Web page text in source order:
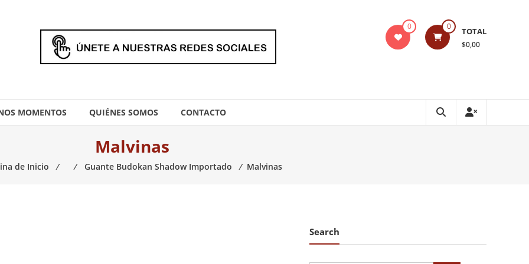
0 0 TOTAL
$0,00
MOMENTOS QUIÉNES SOMOS CONTACTO
Malvinas
de Inicio ⁄ ⁄ Guante Budokan Shadow Importado ⁄ Malvinas
Search